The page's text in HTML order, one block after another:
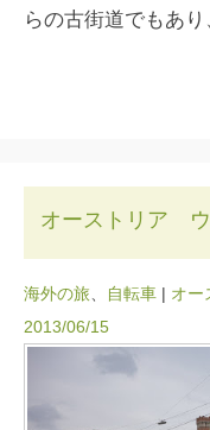
らの古街道でもあ
オーストリア
海外の旅、 自転車 | オー
2013/06/15